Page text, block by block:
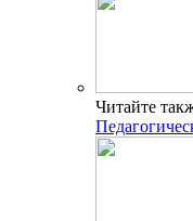
Читайте